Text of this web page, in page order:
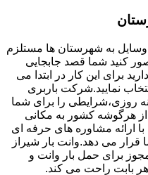
به شهرستان ها مستلزم
کنید شما قصد جابجایی
برای این کار در ابتدا می
نمایید.شرکت باربری
روزی،شرایطی را برای شما
از هرگوشه کشور به مکانی
ارائه مشاوره های حرفه ای
می دهد.وانت بار شیراز
برای حمل بار وانت و
بابت راحت می کند.